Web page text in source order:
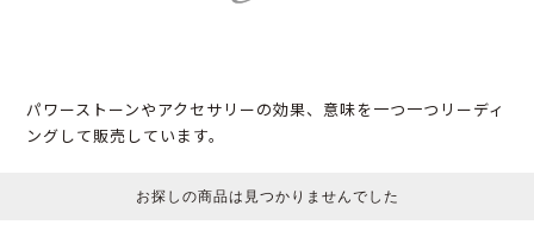
パワーストーンやアクセサリーの効果、意味を一つ一つリーディ
ングして販売しています。
お探しの商品は見つかりませんでした